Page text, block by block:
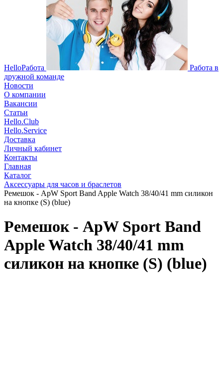
HelloРабота
Работа в
дружной команде
Новости
О компании
Вакансии
Статьи
Hello.Club
Hello.Service
Доставка
Личный кабинет
Контакты
Главная
Каталог
Аксессуары для часов и браслетов
Ремешок - ApW Sport Band Apple Watch 38/40/41 mm силикон
на кнопке (S) (blue)
Ремешок - ApW Sport Band
Apple Watch 38/40/41 mm
силикон на кнопке (S) (blue)